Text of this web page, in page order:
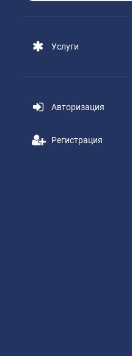
Услуги
Авторизация
Регистрация